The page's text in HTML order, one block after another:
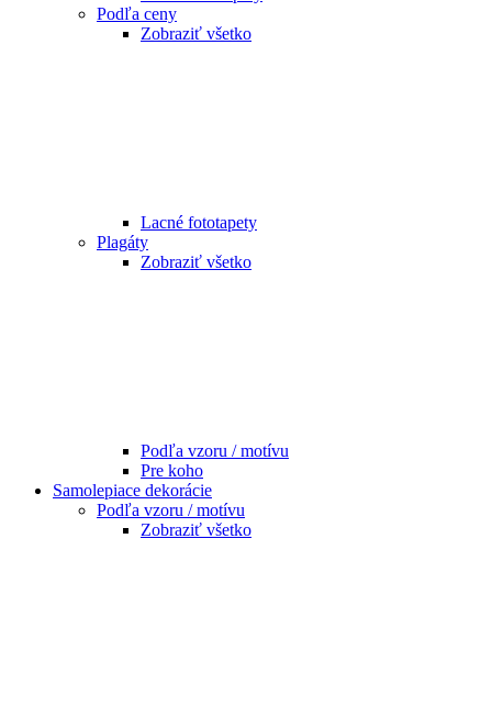
Podľa ceny
Zobraziť všetko
Lacné fototapety
Plagáty
Zobraziť všetko
Podľa vzoru / motívu
Pre koho
Samolepiace dekorácie
Podľa vzoru / motívu
Zobraziť všetko